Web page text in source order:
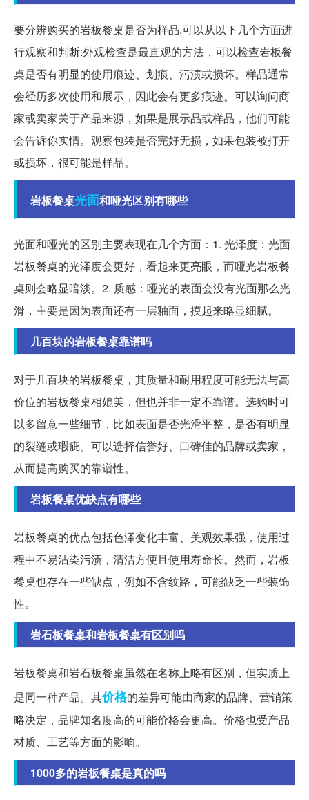
要分辨购买的岩板餐桌是否为样品,可以从以下几个方面进
行观察和判断:外观检查是最直观的方法，可以检查岩板餐
桌是否有明显的使用痕迹、划痕、污渍或损坏。样品通常
会经历多次使用和展示，因此会有更多痕迹。可以询问商
家或卖家关于产品来源，如果是展示品或样品，他们可能
会告诉你实情。观察包装是否完好无损，如果包装被打开
或损坏，很可能是样品。
岩板餐桌光面和哑光区别有哪些
光面和哑光的区别主要表现在几个方面：1. 光泽度：光面
岩板餐桌的光泽度会更好，看起来更亮眼，而哑光岩板餐
桌则会略显暗淡。2. 质感：哑光的表面会没有光面那么光
滑，主要是因为表面还有一层釉面，摸起来略显细腻。
几百块的岩板餐桌靠谱吗
对于几百块的岩板餐桌，其质量和耐用程度可能无法与高
价位的岩板餐桌相媲美，但也并非一定不靠谱。选购时可
以多留意一些细节，比如表面是否光滑平整，是否有明显
的裂缝或瑕疵。可以选择信誉好、口碑佳的品牌或卖家，
从而提高购买的靠谱性。
岩板餐桌优缺点有哪些
岩板餐桌的优点包括色泽变化丰富、美观效果强，使用过
程中不易沾染污渍，清洁方便且使用寿命长。然而，岩板
餐桌也存在一些缺点，例如不含纹路，可能缺乏一些装饰
性。
岩石板餐桌和岩板餐桌有区别吗
岩板餐桌和岩石板餐桌虽然在名称上略有区别，但实质上
是同一种产品。其价格的差异可能由商家的品牌、营销策
略决定，品牌知名度高的可能价格会更高。价格也受产品
材质、工艺等方面的影响。
1000多的岩板餐桌是真的吗